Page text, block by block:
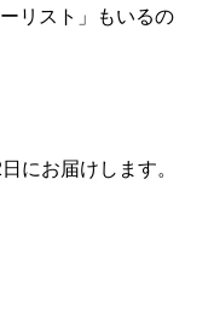
リスト」もいるの
にお届けします。